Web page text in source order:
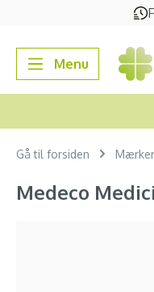
Gå til
Menu
Gå til forsiden Mærker
Medeco